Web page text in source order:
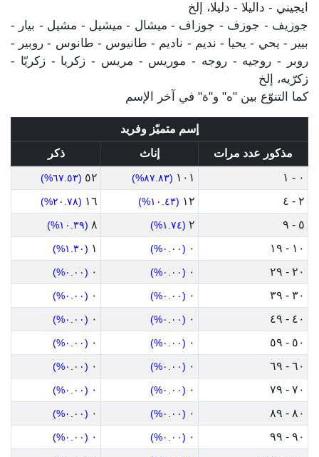
ايجيني - داليلا - دليلا، إلخ
جوزيف - جوزف - جوزاف - ميشال - ميشيل - مشيل - بيار -
بيير - يحي - يحيا - نديم - ناديم - طانيوس - طانوس - روبير -
روبر - روجيه - روجه - موريس - مريس - زكريا - زكريّا -
زكرّيه، إلخ
كما التنوّع بين "ه" و"ة" في آخر الإسم
إسم متميّز وفريد
مذكور عدد مرات
إناث
ذكر
٠ - ١
١٠١ (٨٧.٨٣%) ٥٢ (٦٧.٥٣%)
٢ - ٤ ١٢ (١٠.٤٣%) ١٦ (٢٠.٧٨%)
٥ - ٩ ٢ (١.٧٤%) ٨ (١٠.٣٩%)
١٠ - ١٩ ٠ (٠.٠٠%) ١ (١.٣٠%)
٢٠ - ٢٩ ٠ (٠.٠٠%) ٠ (٠.٠٠%)
٣٠ - ٣٩ ٠ (٠.٠٠%) ٠ (٠.٠٠%)
٤٠ - ٤٩ ٠ (٠.٠٠%) ٠ (٠.٠٠%)
٥٠ - ٥٩ ٠ (٠.٠٠%) ٠ (٠.٠٠%)
٦٠ - ٦٩ ٠ (٠.٠٠%) ٠ (٠.٠٠%)
٧٠ - ٧٩ ٠ (٠.٠٠%) ٠ (٠.٠٠%)
٨٠ - ٨٩ ٠ (٠.٠٠%) ٠ (٠.٠٠%)
٩٠ - ٩٩ ٠ (٠.٠٠%) ٠ (٠.٠٠%)